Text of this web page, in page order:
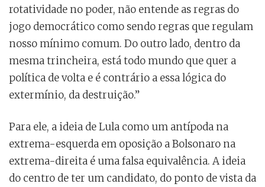
rotatividade no poder, não entende as regras do
jogo democrático como sendo regras que regulam
nosso mínimo comum. Do outro lado, dentro da
mesma trincheira, está todo mundo que quer a
política de volta e é contrário a essa lógica do
extermínio, da destruição.”
Para ele, a ideia de Lula como um antípoda na
extrema-esquerda em oposição a Bolsonaro na
extrema-direita é uma falsa equivalência. A ideia
do centro de ter um candidato, do ponto de vista da